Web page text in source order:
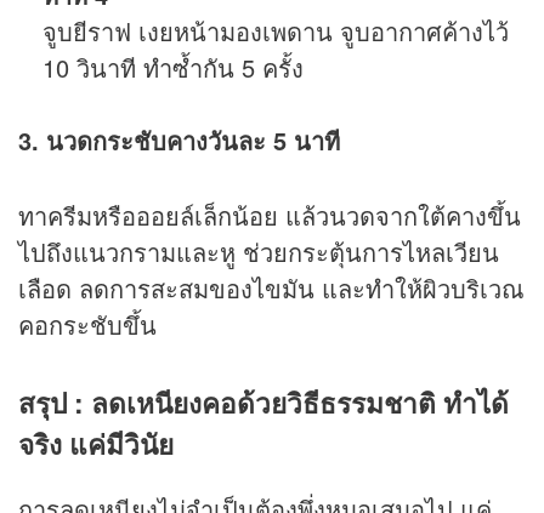
จูบยีราฟ เงยหน้ามองเพดาน จูบอากาศค้างไว้
10 วินาที ทำซ้ำกัน 5 ครั้ง
3. นวดกระชับคางวันละ 5 นาที
ทาครีมหรือออยล์เล็กน้อย แล้วนวดจากใต้คางขึ้น
ไปถึงแนวกรามและหู ช่วยกระตุ้นการไหลเวียน
เลือด ลดการสะสมของไขมัน และทำให้ผิวบริเวณ
คอกระชับขึ้น
สรุป : ลดเหนียงคอด้วยวิธีธรรมชาติ ทำได้
จริง แค่มีวินัย